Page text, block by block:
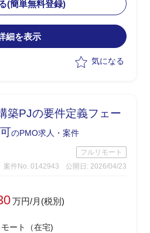
装までの推進
の提案活動を通じた案件創出お
件獲得のリード
いながらPJ推進を実施
(簡単無料登録)
細を表示
気になる
築PJの要件定義フェー
のPMO求人・案件
フルリモート
案件No. 0142943
公開日: 2026/04/23
万円/月(税別)
ート（在宅)